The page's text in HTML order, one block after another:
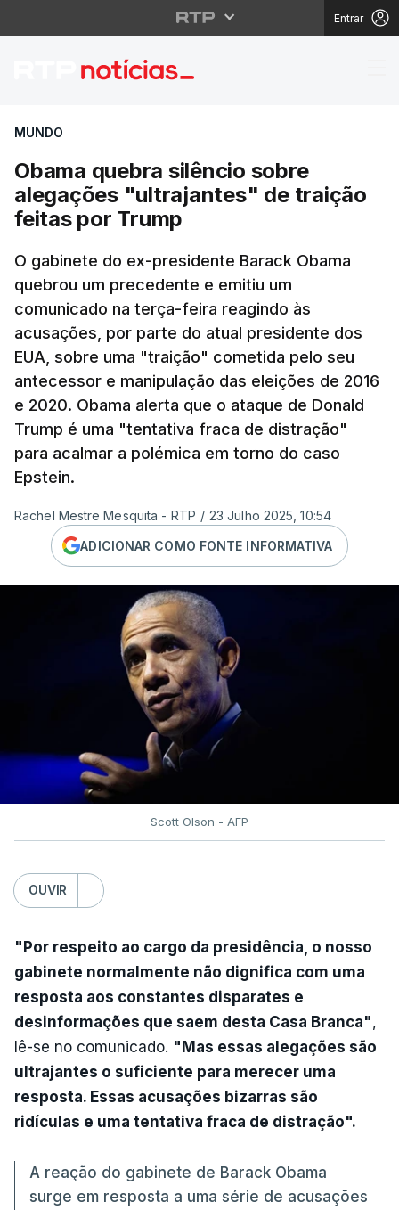
Entrar
Obama quebra
MUNDO
Obama quebra silêncio sobre
alegações "ultrajantes" de traição
feitas por Trump
O gabinete do ex-presidente Barack Obama
quebrou um precedente e emitiu um
comunicado na terça-feira reagindo às
acusações, por parte do atual presidente dos
EUA, sobre uma "traição" cometida pelo seu
antecessor e manipulação das eleições de 2016
e 2020. Obama alerta que o ataque de Donald
Trump é uma "tentativa fraca de distração"
para acalmar a polémica em torno do caso
Epstein.
Rachel Mestre Mesquita - RTP / 23 Julho 2025, 10:54
ADICIONAR COMO FONTE INFORMATIVA
Scott Olson - AFP
OUVIR
"Por respeito ao cargo da presidência, o nosso
gabinete normalmente não dignifica com uma
resposta aos constantes disparates e
desinformações que saem desta Casa Branca",
lê-se no comunicado. "Mas essas alegações são
ultrajantes o suficiente para merecer uma
resposta. Essas acusações bizarras são
ridículas e uma tentativa fraca de distração".
A reação do gabinete de Barack Obama
surge em resposta a uma série de acusações